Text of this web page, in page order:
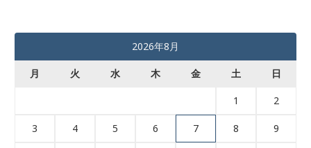
2026年8月
月 火 水 木 金 土 日
1 2
3 4 5 6 7 8 9